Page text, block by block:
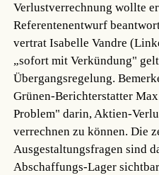
Verlustverrechnung wollte
Referentenentwurf
vertrat Isabelle Vandre
„sofort mit Verkündung"
Übergangsregelung.
Grünen-Berichterstatter
Problem" darin, Aktien-
verrechnen zu können. Die
Ausgestaltungsfragen sind
Abschaffungs-Lager